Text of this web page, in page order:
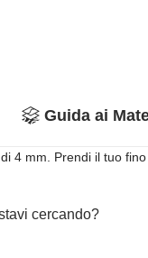
Guida ai
4 mm. Prendi il tuo
cercando?